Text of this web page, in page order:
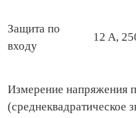
Защита по
входу
12 A,
Измерение напряжения
(среднеквадратическое